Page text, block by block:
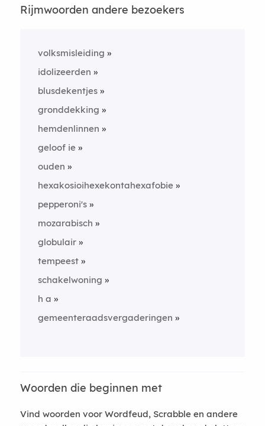
Rijmwoorden andere bezoekers
volksmisleiding
idolizeerden
blusdekentjes
gronddekking
hemdenlinnen
geloof ie
ouden
hexakosioihexekontahexafobie
pepperoni's
mozarabisch
globulair
tempeest
schakelwoning
h a
gemeenteraadsvergaderingen
Woorden die beginnen met
Vind woorden voor Wordfeud, Scrabble en andere